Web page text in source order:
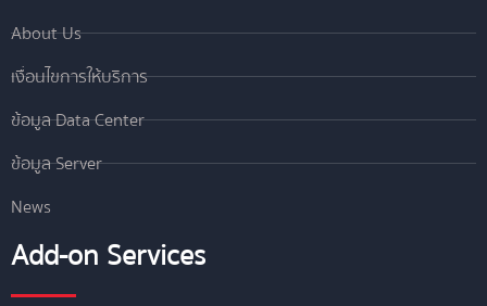
About Us
เงื่อนไขการให้บริการ
ข้อมูล Data Center
ข้อมูล Server
News
Add-on Services